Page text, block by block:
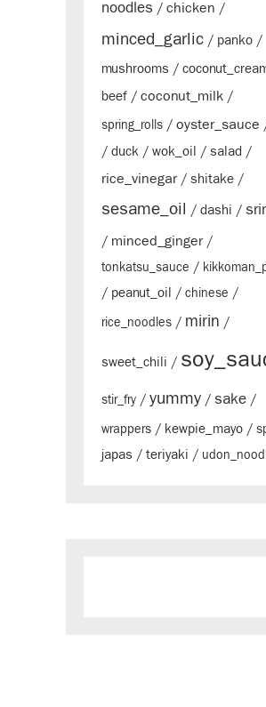
noodles / chicken /
minced_garlic / panko /
mushrooms /
beef / coconut_milk /
spring_rolls / oyster_sauce
/ duck / wok_oil / salad /
rice_vinegar/ shitake /
sesame_oil / dashi /
/ minced_ginger/
tonkatsu_sauce /
/ peanut_oil / chinese /
rice_noodles / mirin /
sweet_chili /
stir_fry / yummy / sake /
wrappers / kewpie_mayo /
japas / teriyaki /